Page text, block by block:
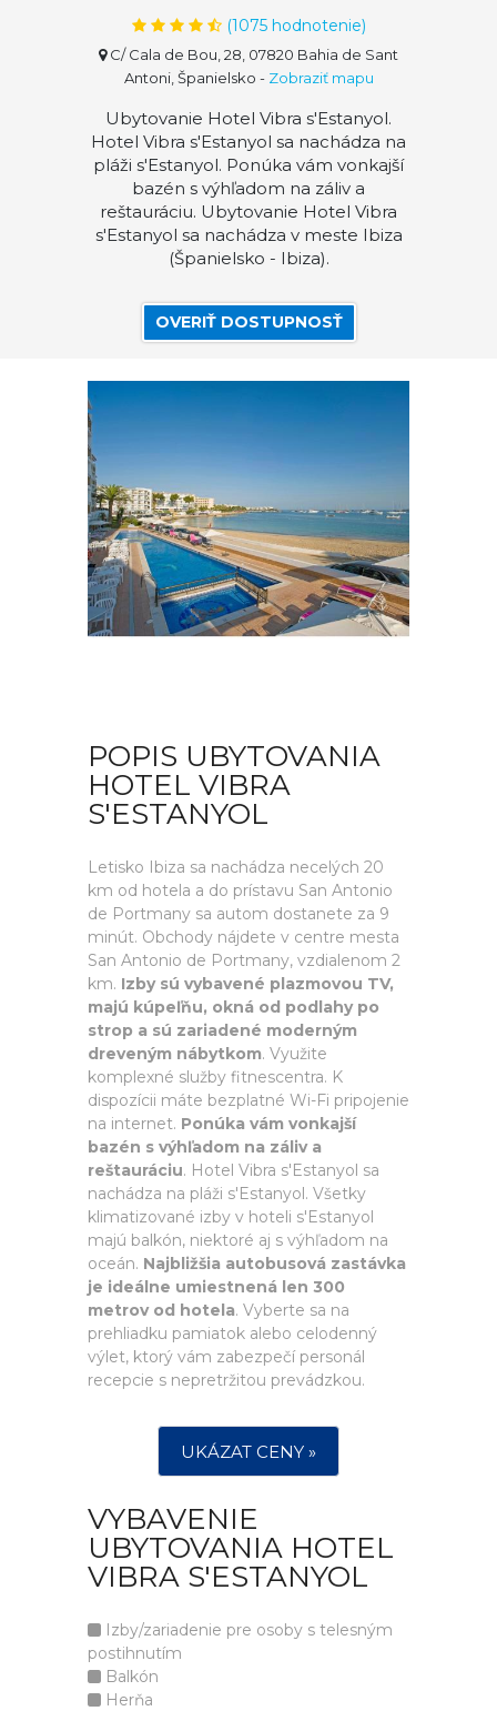
(1075hodnotenie)
C/ Cala de Bou, 28, 07820 Bahia de Sant
Antoni, Španielsko - Zobraziť mapu
Ubytovanie Hotel Vibra s'Estanyol.
Hotel Vibra s'Estanyol sa nachádza na
pláži s'Estanyol. Ponúka vám vonkajší
bazén s výhľadom na záliv a
reštauráciu. Ubytovanie Hotel Vibra
s'Estanyol sa nachádza v meste Ibiza
(Španielsko - Ibiza).
OVERIŤ DOSTUPNOSŤ
POPIS UBYTOVANIA
HOTEL VIBRA
S'ESTANYOL
Letisko Ibiza sa nachádza necelých 20
km od hotela a do prístavu San Antonio
de Portmany sa autom dostanete za 9
minút. Obchody nájdete v centre mesta
San Antonio de Portmany, vzdialenom 2
km. Izby sú vybavené plazmovou TV,
majú kúpeľňu, okná od podlahy po
strop a sú zariadené moderným
dreveným nábytkom. Využite
komplexné služby fitnescentra. K
dispozícii máte bezplatné Wi-Fi pripojenie
na internet. Ponúka vám vonkajší
bazén s výhľadom na záliv a
reštauráciu. Hotel Vibra s'Estanyol sa
nachádza na pláži s'Estanyol. Všetky
klimatizované izby v hoteli s'Estanyol
majú balkón, niektoré aj s výhľadom na
oceán. Najbližšia autobusová zastávka
je ideálne umiestnená len 300
metrov od hotela. Vyberte sa na
prehliadku pamiatok alebo celodenný
výlet, ktorý vám zabezpečí personál
recepcie s nepretržitou prevádzkou.
UKÁZAT CENY »
VYBAVENIE
UBYTOVANIA HOTEL
VIBRA S'ESTANYOL
Izby/zariadenie pre osoby s telesným
postihnutím
Balkón
Herňa